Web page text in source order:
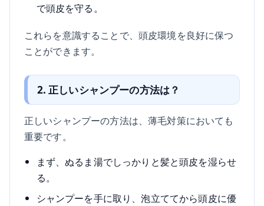
で頭皮を守る。
これらを意識することで、頭皮環境を良好に保つ
ことができます。
2. 正しいシャンプーの方法は？
正しいシャンプーの方法は、薄毛対策においても
重要です。
まず、ぬるま湯でしっかりと髪と頭皮を湿らせ
る。
シャンプーを手に取り、泡立ててから頭皮に優